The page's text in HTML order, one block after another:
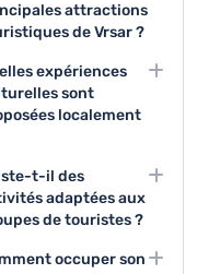
attractions
de Vrsar ?
trois principales
de Vrsar
le port de
le village
plages
côte. Ces sites
l'essence
expériences
sont
localement
organise des
musicaux, des
d'art et des
traditionnels
la saison
t-il des
adaptées aux
de touristes ?
excursions enoccuper son